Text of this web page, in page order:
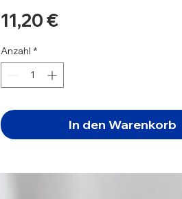
11,20 €Preis
Anzahl *
In den Warenkorb